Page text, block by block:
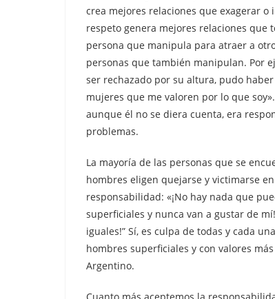
crea mejores relaciones que exagerar o
respeto genera mejores relaciones que
persona que manipula para atraer a
personas que también manipulan. Por
ser rechazado por su altura, pudo
mujeres que me valoren por lo que
aunque él no se diera cuenta, era
problemas.
La mayoría de las personas que se
hombres eligen quejarse y victimarse
responsabilidad: «¡No hay nada que
superficiales y nunca van a gustar de
iguales!” Sí, es culpa de todas y cada
hombres superficiales y con valores
Argentino.